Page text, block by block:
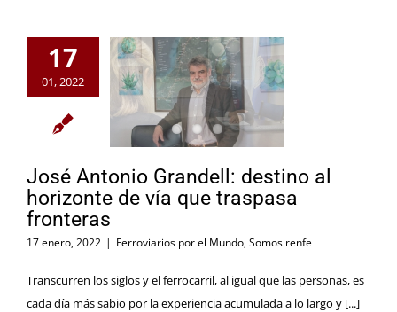
17
01, 2022
José Antonio Grandell: destino al
horizonte de vía que traspasa
fronteras
17 enero, 2022 | Ferroviarios por el Mundo,Somos renfe
Transcurren los siglos y el ferrocarril, al igual que las personas, es
cada día más sabio por la experiencia acumulada a lo largo y [...]